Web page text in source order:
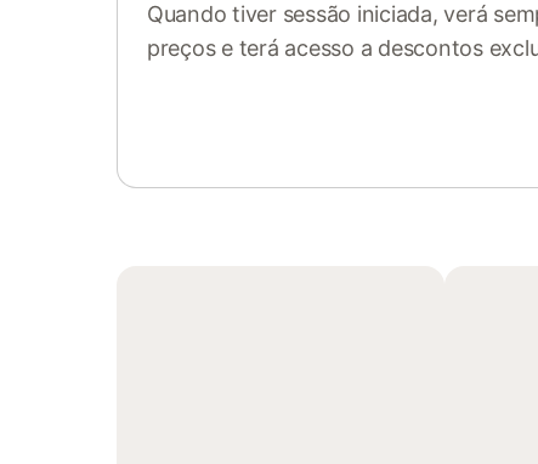
Quando tiver sessão iniciada, verá
preços e terá acesso a descontos